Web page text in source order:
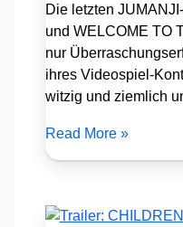
Die letzten
und WELCOME TO
nur
ihres Videospiel-
witzig und ziemlich
Read More »